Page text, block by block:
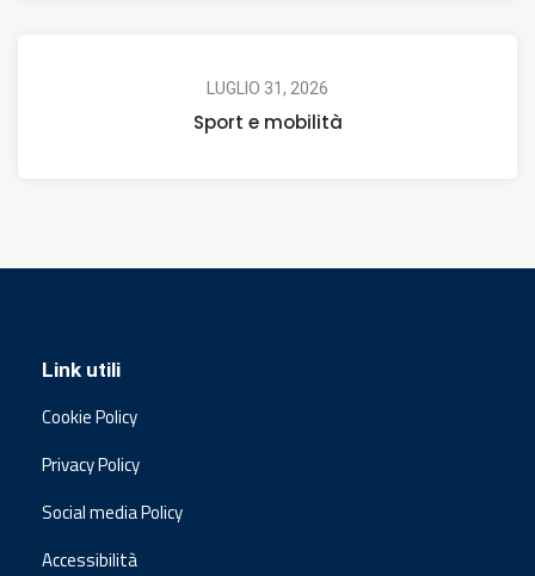
LUGLIO 31, 2026
Sport e mobilità
Link utili
Cookie Policy
Privacy Policy
Social media Policy
Accessibilità